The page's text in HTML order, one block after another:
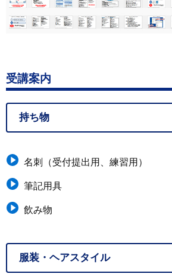
受講案内
持ち物
名刺（受付提出用、練習用）
筆記用具
飲み物
服装・ヘアスタイル